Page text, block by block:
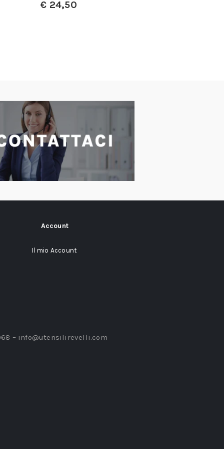
A partire da:
Account
Il mio Account
– info@utensilirevelli.com